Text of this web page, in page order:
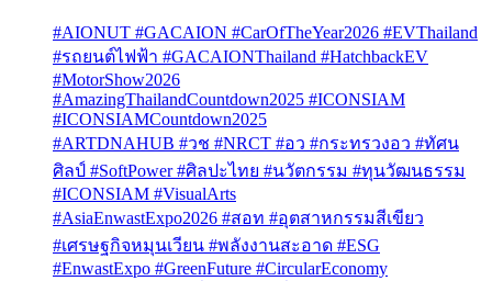
#AIONUT #GACAION #CarOfTheYear2026 #EVThailand
#รถยนต์ไฟฟ้า #GACAIONThailand #HatchbackEV
#MotorShow2026
#AmazingThailandCountdown2025 #ICONSIAM
#ICONSIAMCountdown2025
#ARTDNAHUB #วช #NRCT #อว #กระทรวงอว #ทัศน
ศิลป์ #SoftPower #ศิลปะไทย #นวัตกรรม #ทุนวัฒนธรรม
#ICONSIAM #VisualArts
#AsiaEnwastExpo2026 #สอท #อุตสาหกรรมสีเขียว
#เศรษฐกิจหมุนเวียน #พลังงานสะอาด #ESG
#EnwastExpo #GreenFuture #CircularEconomy